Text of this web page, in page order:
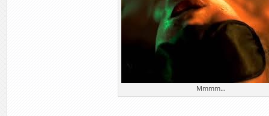
Mmmm…